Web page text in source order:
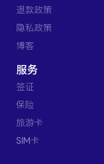
退款政策
隐私政策
博客
服务
签证
保险
旅游卡
SIM卡